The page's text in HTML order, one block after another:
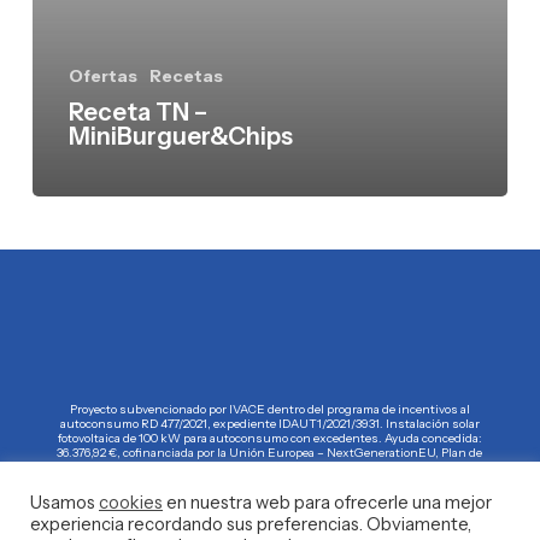
Ofertas Recetas
Receta TN –
MiniBurguer&Chips
Proyecto subvencionado por IVACE dentro del programa de incentivos al
autoconsumo RD 477/2021, expediente IDAUT1/2021/3931. Instalación solar
fotovoltaica de 100 kW para autoconsumo con excedentes. Ayuda concedida:
36.376,92 €, cofinanciada por la Unión Europea – NextGenerationEU, Plan de
Usamos cookies en nuestra web para ofrecerle una mejor
experiencia recordando sus preferencias. Obviamente,